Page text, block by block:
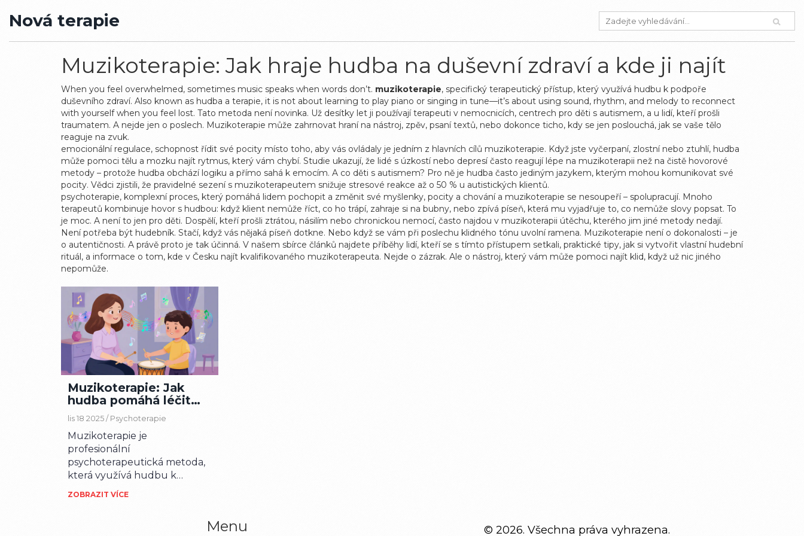
Nová terapie
Muzikoterapie: Jak hraje hudba na duševní zdraví a kde ji najít
When you feel overwhelmed, sometimes music speaks when words don’t. muzikoterapie, specifický terapeutický přístup, který využívá hudbu k podpoře
duševního zdraví. Also known as hudba a terapie, it is not about learning to play piano or singing in tune—it’s about using sound, rhythm, and melody to reconnect
with yourself when you feel lost. Tato metoda není novinka. Už desítky let ji používají terapeuti v nemocnicích, centrech pro děti s autismem, a u lidí, kteří prošli
traumatem. A nejde jen o poslech. Muzikoterapie může zahrnovat hraní na nástroj, zpěv, psaní textů, nebo dokonce ticho, kdy se jen poslouchá, jak se vaše tělo
reaguje na zvuk.
emocionální regulace, schopnost řídit své pocity místo toho, aby vás ovládaly je jedním z hlavních cílů muzikoterapie. Když jste vyčerpaní, zlostní nebo ztuhlí, hudba
může pomoci tělu a mozku najít rytmus, který vám chybí. Studie ukazují, že lidé s úzkostí nebo depresí často reagují lépe na muzikoterapii než na čistě hovorové
metody – protože hudba obchází logiku a přímo sahá k emocím. A co děti s autismem? Pro ně je hudba často jediným jazykem, kterým mohou komunikovat své
pocity. Vědci zjistili, že pravidelné sezení s muzikoterapeutem snižuje stresové reakce až o 50 % u autistických klientů.
psychoterapie, komplexní proces, který pomáhá lidem pochopit a změnit své myšlenky, pocity a chovánía muzikoterapie se nesoupeří – spolupracují. Mnoho
terapeutů kombinuje hovor s hudbou: když klient nemůže říct, co ho trápí, zahraje si na bubny, nebo zpívá píseň, která mu vyjadřuje to, co nemůže slovy popsat. To
je moc. A není to jen pro děti. Dospělí, kteří prošli ztrátou, násilím nebo chronickou nemocí, často najdou v muzikoterapii útěchu, kterého jim jiné metody nedají.
Není potřeba být hudebník. Stačí, když vás nějaká píseň dotkne. Nebo když se vám při poslechu klidného tónu uvolní ramena. Muzikoterapie není o dokonalosti – je
o autentičnosti. A právě proto je tak účinná. V našem sbírce článků najdete příběhy lidí, kteří se s tímto přístupem setkali, praktické tipy, jak si vytvořit vlastní hudební
rituál, a informace o tom, kde v Česku najít kvalifikovaného muzikoterapeuta. Nejde o zázrak. Ale o nástroj, který vám může pomoci najít klid, když už nic jiného
nepomůže.
Muzikoterapie: Jak
hudba pomáhá léčit
duševní potíže
lis 18 2025 / Psychoterapie
Muzikoterapie je
profesionální
psychoterapeutická metoda,
která využívá hudbu k
podpoře emocionálního,
ZOBRAZIT VÍCE
Menu © 2026. Všechna práva vyhrazena.